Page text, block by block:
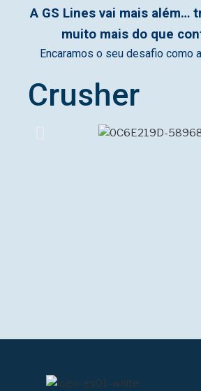
A GS Lines vai mais além…
muito mais do que
Encaramos o seu desafio como
Crusher